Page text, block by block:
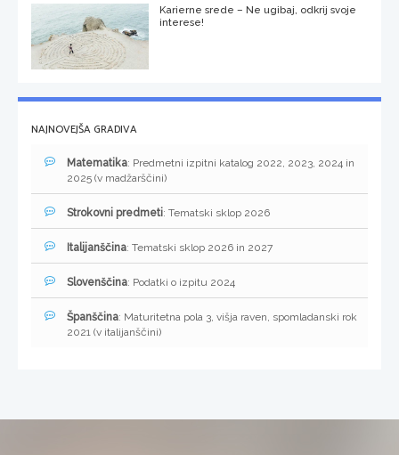
Karierne srede – Ne ugibaj, odkrij svoje
interese!
NAJNOVEJŠA GRADIVA
Matematika: Predmetni izpitni katalog 2022, 2023, 2024 in
2025 (v madžarščini)
Strokovni predmeti: Tematski sklop 2026
Italijanščina: Tematski sklop 2026 in 2027
Slovenščina: Podatki o izpitu 2024
Španščina: Maturitetna pola 3, višja raven, spomladanski rok
2021 (v italijanščini)